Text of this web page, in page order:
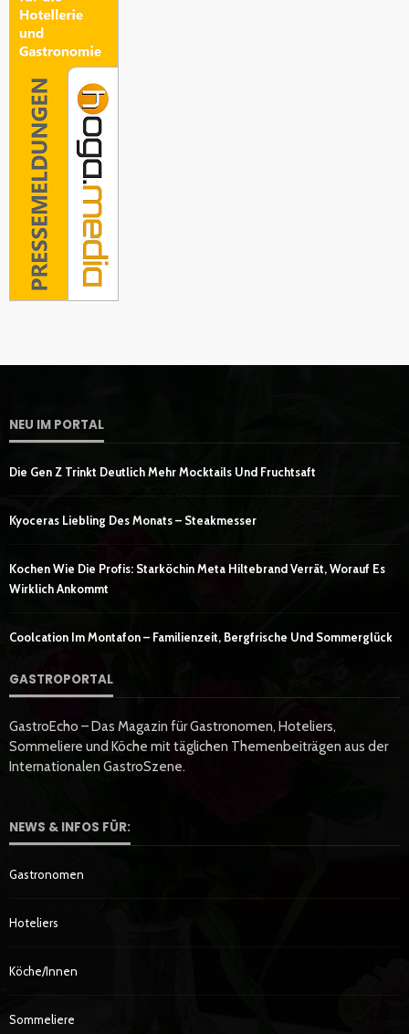
NEU IM PORTAL
Die Gen Z Trinkt Deutlich Mehr Mocktails Und Fruchtsaft
Kyoceras Liebling Des Monats – Steakmesser
Kochen Wie Die Profis: Starköchin Meta Hiltebrand Verrät, Worauf Es
Wirklich Ankommt
Coolcation Im Montafon – Familienzeit, Bergfrische Und Sommerglück
GASTROPORTAL
GastroEcho – Das Magazin für Gastronomen, Hoteliers,
Sommeliere und Köche mit täglichen Themenbeiträgen aus der
Internationalen GastroSzene.
NEWS & INFOS FÜR:
Gastronomen
Hoteliers
Köche/innen
Sommeliere